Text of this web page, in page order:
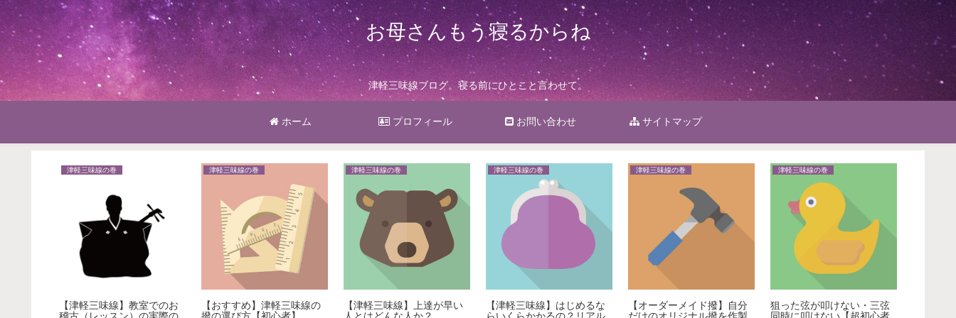
お母さんもう寝るからね
津軽三味線ブログ。寝る前にひとこと言わせて。
ホーム プロフィール お問い合わせ サイトマップ
津軽三味線の巻
【津軽三味線】教室でのお
稽古（レッスン）の実際の
津軽三味線の巻
【おすすめ】津軽三味線の
撥の選び方【初心者】
津軽三味線の巻
【津軽三味線】上達が早い
人とはどんな人か？
津軽三味線の巻
【津軽三味線】はじめるな
らいくらかかるの？リアル
津軽三味線の巻
【オーダーメイド撥】自分
だけのオリジナル撥を作製
津軽三味線の巻
狙った弦が叩けない・三弦
同時に叩けない【超初心者